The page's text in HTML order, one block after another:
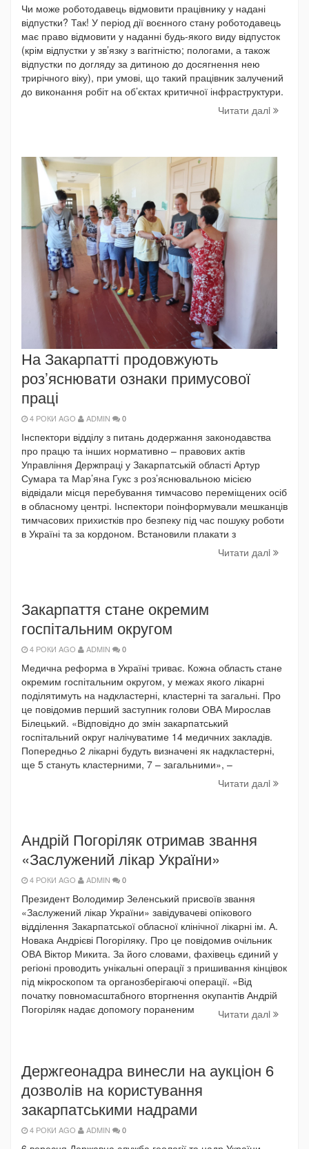
Чи може роботодавець відмовити працівнику у надані
відпустки? Так! У період дії воєнного стану роботодавець
має право відмовити у наданні будь-якого виду відпусток
(крім відпустки у зв’язку з вагітністю; пологами, а також
відпустки по догляду за дитиною до досягнення нею
трирічного віку), при умові, що такий працівник залучений
до виконання робіт на об’єктах критичної інфраструктури.
Читати далi
На Закарпатті продовжують
роз’яснювати ознаки примусової
праці
4 РОКИ AGO ADMIN 0
Інспектори відділу з питань додержання законодавства
про працю та інших нормативно – правових актів
Управління Держпраці у Закарпатській області Артур
Сумара та Мар’яна Гукс з роз’яснювальною місією
відвідали місця перебування тимчасово переміщених осіб
в обласному центрі. Інспектори поінформували мешканців
тимчасових прихистків про безпеку під час пошуку роботи
в Україні та за кордоном. Встановили плакати з
Читати далi
Закарпаття стане окремим
госпітальним округом
4 РОКИ AGO ADMIN 0
Медична реформа в Україні триває. Кожна область стане
окремим госпітальним округом, у межах якого лікарні
поділятимуть на надкластерні, кластерні та загальні. Про
це повідомив перший заступник голови ОВА Мирослав
Білецький. «Відповідно до змін закарпатський
госпітальний округ налічуватиме 14 медичних закладів.
Попередньо 2 лікарні будуть визначені як надкластерні,
ще 5 стануть кластерними, 7 – загальними», –
Читати далi
Андрій Погоріляк отримав звання
«Заслужений лікар України»
4 РОКИ AGO ADMIN 0
Президент Володимир Зеленський присвоїв звання
«Заслужений лікар України» завідувачеві опікового
відділення Закарпатської обласної клінічної лікарні ім. А.
Новака Андрієві Погоріляку. Про це повідомив очільник
ОВА Віктор Микита. За його словами, фахівець єдиний у
регіоні проводить унікальні операції з пришивання кінцівок
під мікроскопом та органозберігаючі операції. «Від
початку повномасштабного вторгнення окупантів Андрій
Погоріляк надає допомогу пораненим
Читати далi
Держгеонадра винесли на аукціон 6
дозволів на користування
закарпатськими надрами
4 РОКИ AGO ADMIN 0